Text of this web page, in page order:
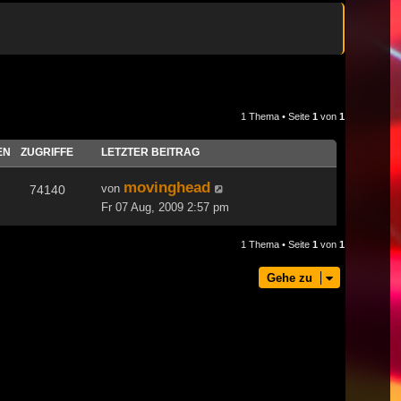
1 Thema • Seite 1 von 1
ZUGRIFFE LETZTER BEITRAG
74140 von movinghead
Fr 07 Aug, 2009 2:57 pm
1 Thema • Seite 1 von 1
Gehe zu